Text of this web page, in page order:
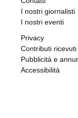
I nostri giornalisti
I nostri eventi
Privacy
Contributi ricevuti
Pubblicità e
Accessibilità